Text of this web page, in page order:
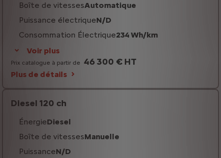
Boîte de vitessesAutomatique
Puissance électriqueN/D
Consommation Électrique234 Wh/km
Voir plus
Prix catalogue à partir de 46 300 € HT
Plus de détails
Diesel 120 ch
ÉnergieDiesel
Boîte de vitessesManuelle
PuissanceN/D